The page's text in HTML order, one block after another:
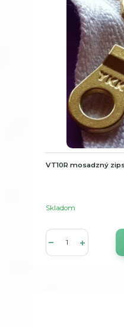
VT10R mosadzný
Skladom